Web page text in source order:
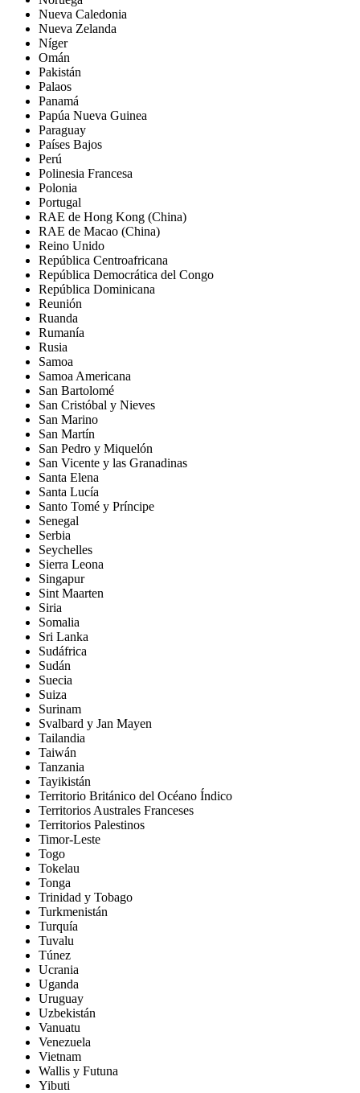
Nueva Caledonia
Nueva Zelanda
Níger
Omán
Pakistán
Palaos
Panamá
Papúa Nueva Guinea
Paraguay
Países Bajos
Perú
Polinesia Francesa
Polonia
Portugal
RAE de Hong Kong (China)
RAE de Macao (China)
Reino Unido
República Centroafricana
República Democrática del Congo
República Dominicana
Reunión
Ruanda
Rumanía
Rusia
Samoa
Samoa Americana
San Bartolomé
San Cristóbal y Nieves
San Marino
San Martín
San Pedro y Miquelón
San Vicente y las Granadinas
Santa Elena
Santa Lucía
Santo Tomé y Príncipe
Senegal
Serbia
Seychelles
Sierra Leona
Singapur
Sint Maarten
Siria
Somalia
Sri Lanka
Sudáfrica
Sudán
Suecia
Suiza
Surinam
Svalbard y Jan Mayen
Tailandia
Taiwán
Tanzania
Tayikistán
Territorio Británico del Océano Índico
Territorios Australes Franceses
Territorios Palestinos
Timor-Leste
Togo
Tokelau
Tonga
Trinidad y Tobago
Turkmenistán
Turquía
Tuvalu
Túnez
Ucrania
Uganda
Uruguay
Uzbekistán
Vanuatu
Venezuela
Vietnam
Wallis y Futuna
Yibuti